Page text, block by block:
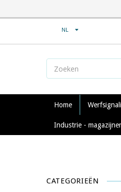
NL
Home
Industrie -
CATEGORIEËN